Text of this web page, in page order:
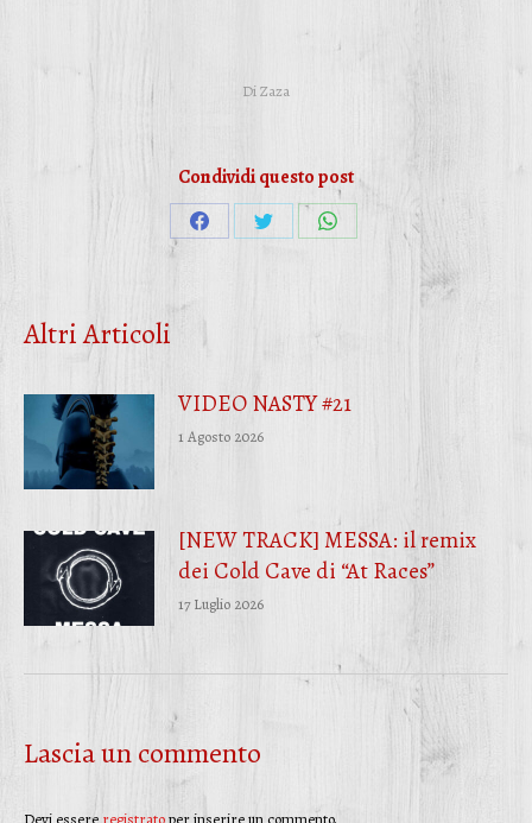
DiZaza
Condividi questo post
CondividiCondividiCondividi
Altri Articoli
VIDEO NASTY #21
1 Agosto 2026
[NEW TRACK] MESSA: il remix
dei Cold Cave di “At Races”
17 Luglio 2026
Lascia un commento
Devi essere registratoper inserire un commento.